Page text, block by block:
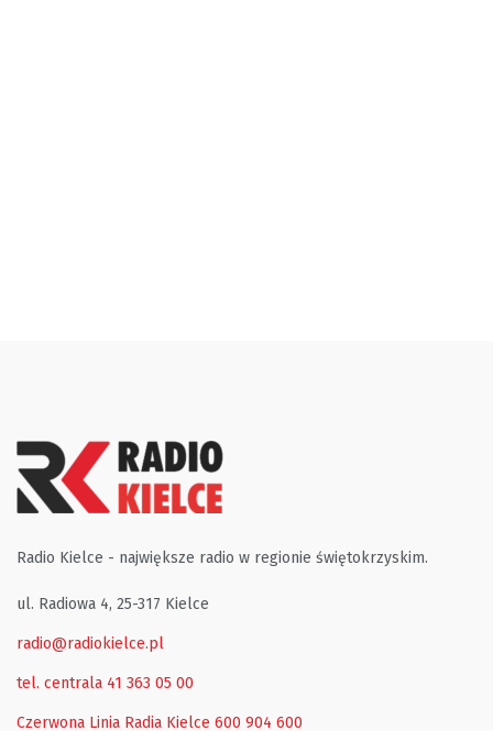
Radio Kielce - największe radio w regionie świętokrzyskim.
ul. Radiowa 4, 25-317 Kielce
radio@radiokielce.pl
tel. centrala 41 363 05 00
Czerwona Linia Radia Kielce 600 904 600